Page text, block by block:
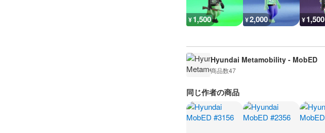
¥1,500 ¥2,000 ¥1,500
Hyundai Metamobility - MobED
商品数47
同じ作者の商品